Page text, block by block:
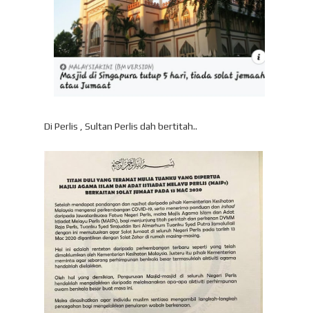
Di Perlis , Sultan Perlis dah bertitah..